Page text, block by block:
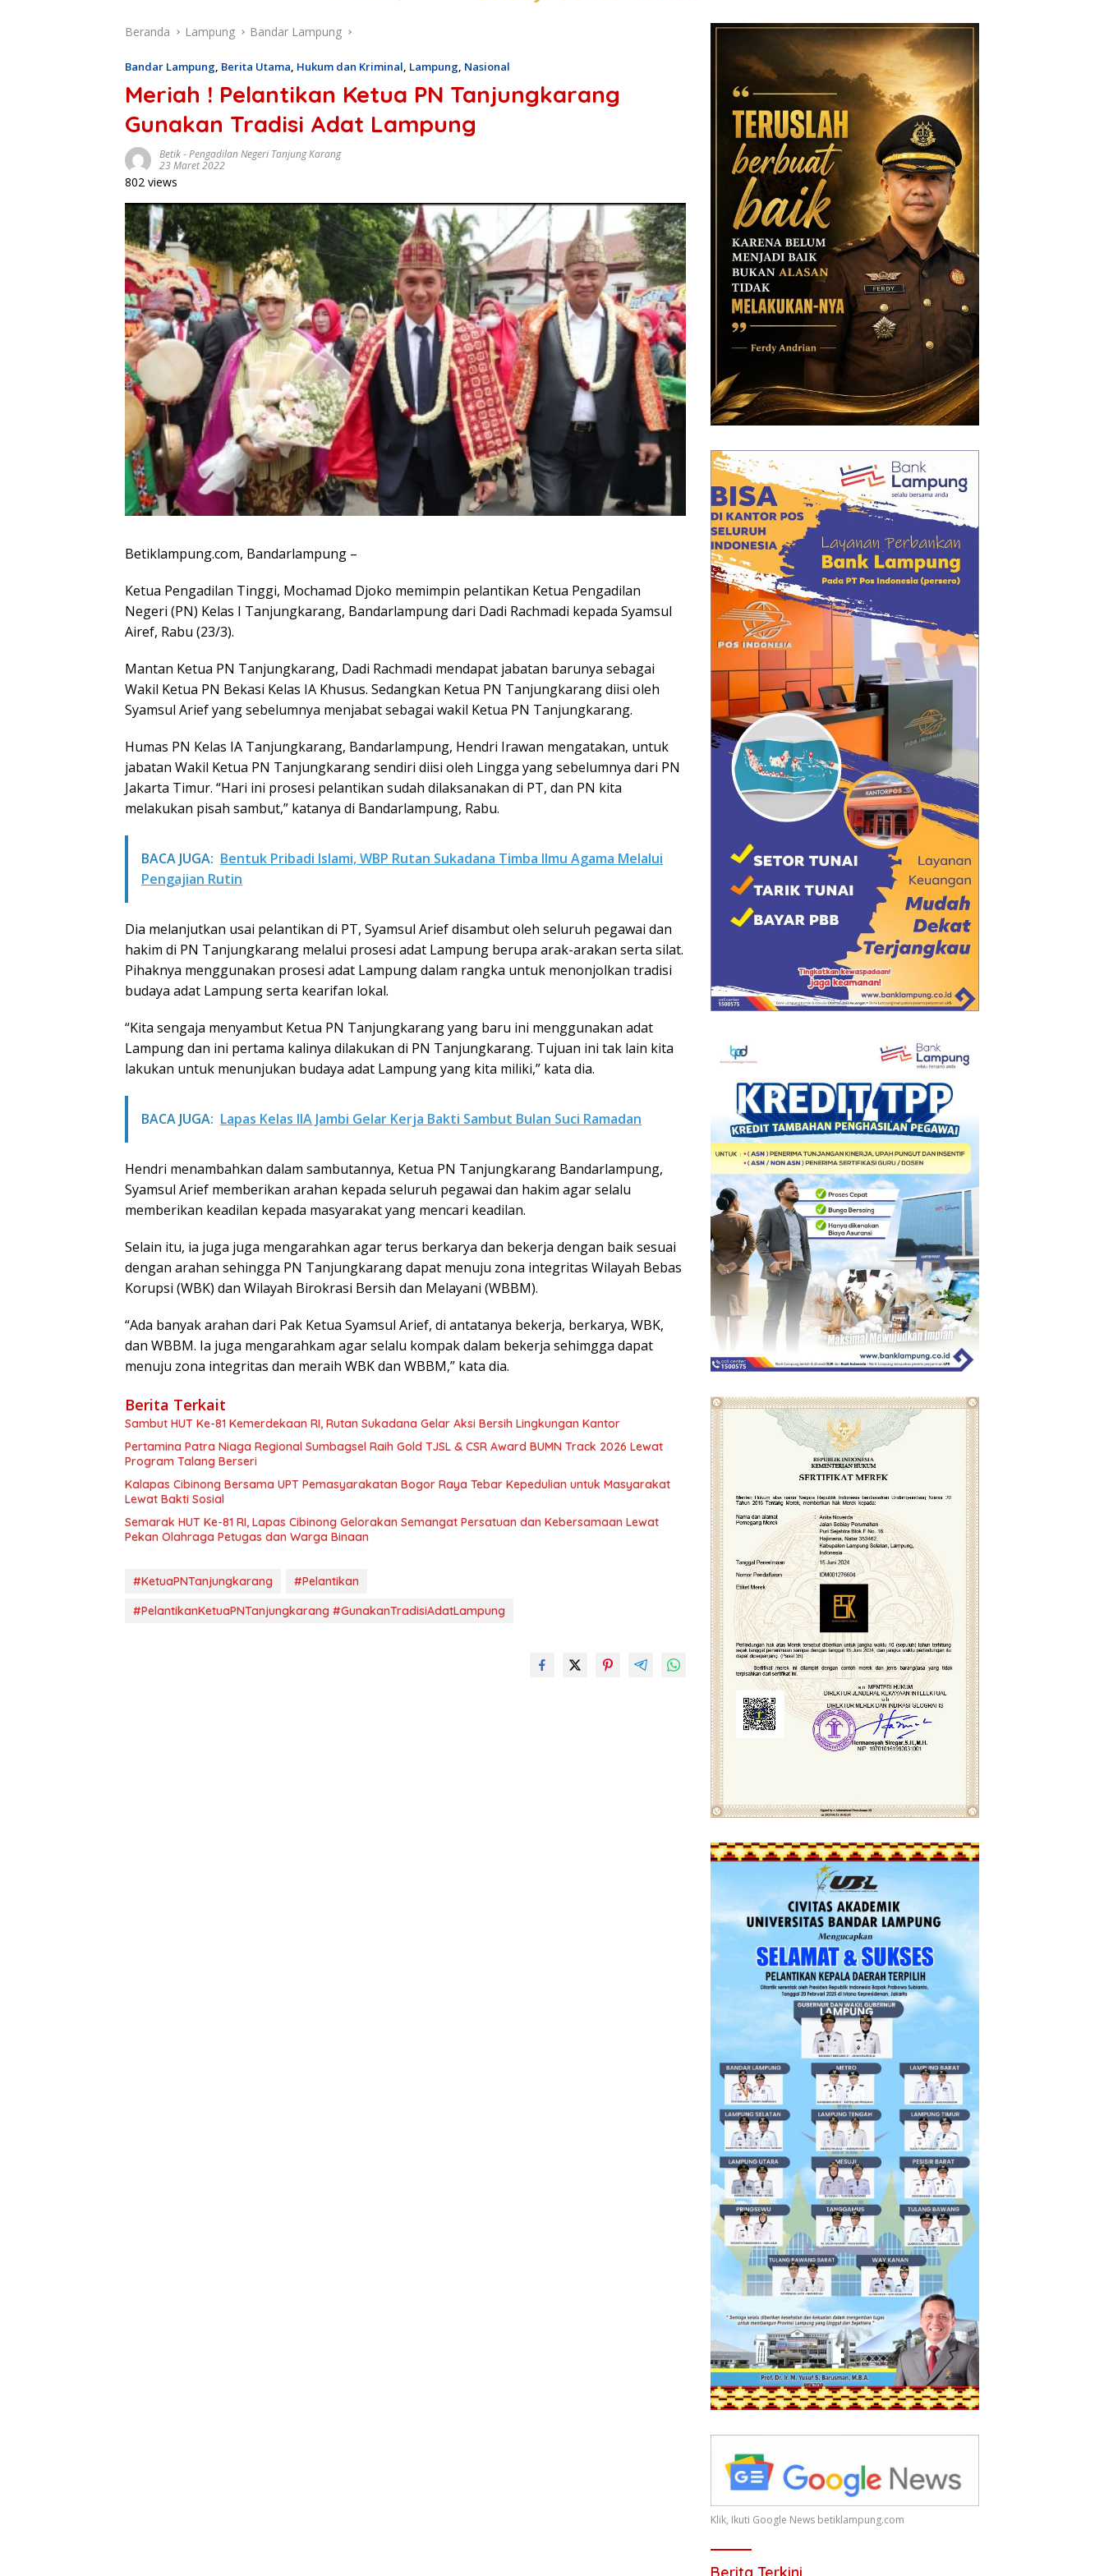
Beranda Lampung Bandar Lampung
Bandar Lampung, Berita Utama, Hukum dan Kriminal, Lampung, Nasional
Meriah ! Pelantikan Ketua PN Tanjungkarang
Gunakan Tradisi Adat Lampung
Betik-Pengadilan Negeri Tanjung Karang
23 Maret 2022
802 views
Betiklampung.com, Bandarlampung –
Ketua Pengadilan Tinggi, Mochamad Djoko memimpin pelantikan Ketua Pengadilan
Negeri (PN) Kelas I Tanjungkarang, Bandarlampung dari Dadi Rachmadi kepada Syamsul
Airef, Rabu (23/3).
Mantan Ketua PN Tanjungkarang, Dadi Rachmadi mendapat jabatan barunya sebagai
Wakil Ketua PN Bekasi Kelas IA Khusus. Sedangkan Ketua PN Tanjungkarang diisi oleh
Syamsul Arief yang sebelumnya menjabat sebagai wakil Ketua PN Tanjungkarang.
Humas PN Kelas IA Tanjungkarang, Bandarlampung, Hendri Irawan mengatakan, untuk
jabatan Wakil Ketua PN Tanjungkarang sendiri diisi oleh Lingga yang sebelumnya dari PN
Jakarta Timur. “Hari ini prosesi pelantikan sudah dilaksanakan di PT, dan PN kita
melakukan pisah sambut,” katanya di Bandarlampung, Rabu.
BACA JUGA: Bentuk Pribadi Islami, WBP Rutan Sukadana Timba Ilmu Agama Melalui
Pengajian Rutin
Dia melanjutkan usai pelantikan di PT, Syamsul Arief disambut oleh seluruh pegawai dan
hakim di PN Tanjungkarang melalui prosesi adat Lampung berupa arak-arakan serta silat.
Pihaknya menggunakan prosesi adat Lampung dalam rangka untuk menonjolkan tradisi
budaya adat Lampung serta kearifan lokal.
“Kita sengaja menyambut Ketua PN Tanjungkarang yang baru ini menggunakan adat
Lampung dan ini pertama kalinya dilakukan di PN Tanjungkarang. Tujuan ini tak lain kita
lakukan untuk menunjukan budaya adat Lampung yang kita miliki,” kata dia.
BACA JUGA: Lapas Kelas IIA Jambi Gelar Kerja Bakti Sambut Bulan Suci Ramadan
Hendri menambahkan dalam sambutannya, Ketua PN Tanjungkarang Bandarlampung,
Syamsul Arief memberikan arahan kepada seluruh pegawai dan hakim agar selalu
memberikan keadilan kepada masyarakat yang mencari keadilan.
Selain itu, ia juga juga mengarahkan agar terus berkarya dan bekerja dengan baik sesuai
dengan arahan sehingga PN Tanjungkarang dapat menuju zona integritas Wilayah Bebas
Korupsi (WBK) dan Wilayah Birokrasi Bersih dan Melayani (WBBM).
“Ada banyak arahan dari Pak Ketua Syamsul Arief, di antatanya bekerja, berkarya, WBK,
dan WBBM. Ia juga mengarahkam agar selalu kompak dalam bekerja sehimgga dapat
menuju zona integritas dan meraih WBK dan WBBM,” kata dia.
Berita Terkait
Sambut HUT Ke-81 Kemerdekaan RI, Rutan Sukadana Gelar Aksi Bersih Lingkungan Kantor
Pertamina Patra Niaga Regional Sumbagsel Raih Gold TJSL & CSR Award BUMN Track 2026 Lewat
Program Talang Berseri
Kalapas Cibinong Bersama UPT Pemasyarakatan Bogor Raya Tebar Kepedulian untuk Masyarakat
Lewat Bakti Sosial
Semarak HUT Ke-81 RI, Lapas Cibinong Gelorakan Semangat Persatuan dan Kebersamaan Lewat
Pekan Olahraga Petugas dan Warga Binaan
#KetuaPNTanjungkarang
#Pelantikan
#PelantikanKetuaPNTanjungkarang #GunakanTradisiAdatLampung
Klik, Ikuti Google News betiklampung.com